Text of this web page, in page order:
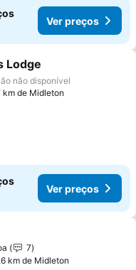
Ver preços
aos favoritos
Lodge
não disponível
km de Midleton
Ver preços
aos favoritos
7
km de Midleton